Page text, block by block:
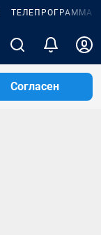
ТЕЛЕПРОГРАММА
Согласен